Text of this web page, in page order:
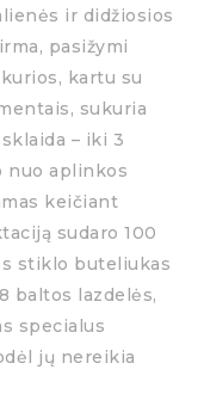
ir didžiosios
pasižymi
kartu su
sukuria
– iki 3
nuo aplinkos
keičiant
sudaro 100
stiklo buteliukas
baltos lazdelės,
specialus
jų nereikia